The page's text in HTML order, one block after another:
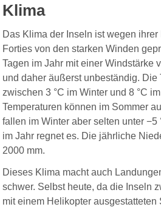
Klima
Das Klima der Inseln ist wegen
Forties von den starken Winden
Tagen im Jahr mit einer Windstärke
und daher äußerst unbeständig. Die
zwischen 3 °C im Winter und 8 °C
Temperaturen können im Sommer
fallen im Winter aber selten unter −5
im Jahr regnet es. Die jährliche
2000 mm.
Dieses Klima macht auch
schwer. Selbst heute, da die Inseln
mit einem Helikopter ausgestatteten